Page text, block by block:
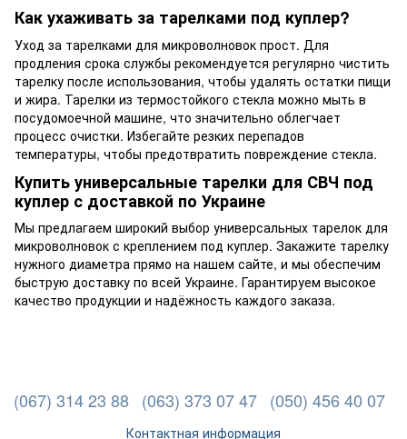
Как ухаживать за тарелками под куплер?
Уход за тарелками для микроволновок прост. Для
продления срока службы рекомендуется регулярно чистить
тарелку после использования, чтобы удалять остатки пищи
и жира. Тарелки из термостойкого стекла можно мыть в
посудомоечной машине, что значительно облегчает
процесс очистки. Избегайте резких перепадов
температуры, чтобы предотвратить повреждение стекла.
Купить универсальные тарелки для СВЧ под
куплер с доставкой по Украине
Мы предлагаем широкий выбор универсальных тарелок для
микроволновок с креплением под куплер. Закажите тарелку
нужного диаметра прямо на нашем сайте, и мы обеспечим
быструю доставку по всей Украине. Гарантируем высокое
качество продукции и надёжность каждого заказа.
(067) 314 23 88 (063) 373 07 47 (050) 456 40 07
Контактная информация